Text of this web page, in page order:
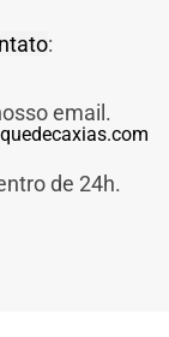
:
email.
de 24h.